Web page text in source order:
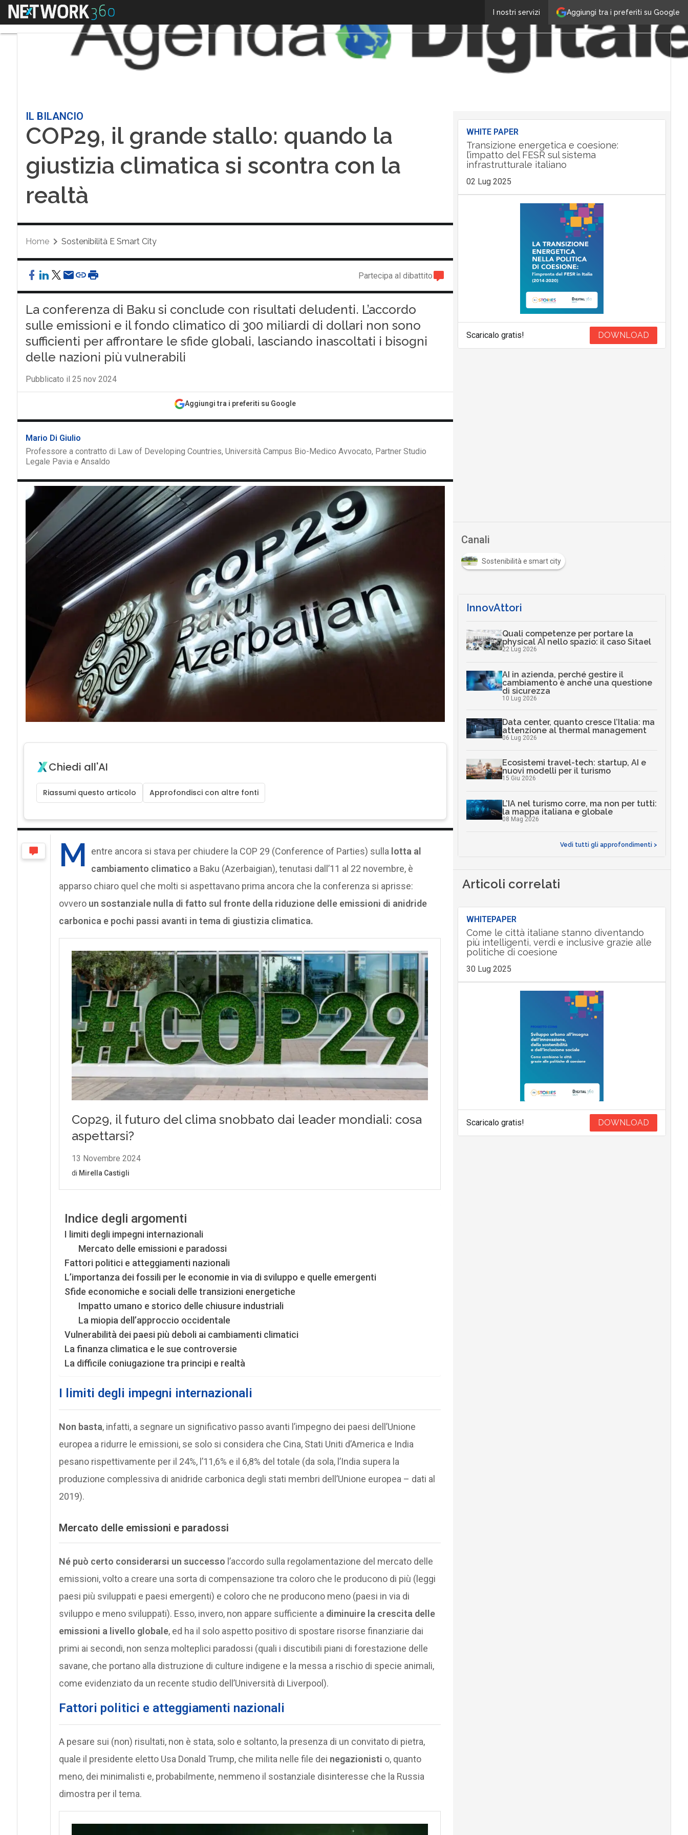
Aggiungi tra i preferiti su Google
I nostri servizi
Menu
IL BILANCIO
COP29, il grande stallo: quando la
giustizia climatica si scontra con la
realtà
Home Sostenibilità E Smart City
Partecipa al dibattito
La conferenza di Baku si conclude con risultati deludenti. L’accordo
sulle emissioni e il fondo climatico di 300 miliardi di dollari non sono
sufficienti per affrontare le sfide globali, lasciando inascoltati i bisogni
delle nazioni più vulnerabili
Pubblicato il 25 nov 2024
Aggiungi tra i preferiti su Google
Mario Di Giulio
Professore a contratto di Law of Developing Countries, Università Campus Bio-Medico Avvocato, Partner Studio
Legale Pavia e Ansaldo
Chiedi all'AI
Riassumi questo articolo Approfondisci con altre fonti
M entre ancora si stava per chiudere la COP 29 (Conference of Parties) sulla lotta al
cambiamento climatico a Baku (Azerbaigian), tenutasi dall’11 al 22 novembre, è
apparso chiaro quel che molti si aspettavano prima ancora che la conferenza si aprisse:
ovveroun sostanziale nulla di fatto sul fronte della riduzione delle emissioni di anidride
carbonica e pochi passi avanti in tema di giustizia climatica.
Indice degli argomenti
I limiti degli impegni internazionali
Mercato delle emissioni e paradossi
Fattori politici e atteggiamenti nazionali
L’importanza dei fossili per le economie in via di sviluppo e quelle emergenti
Sfide economiche e sociali delle transizioni energetiche
Impatto umano e storico delle chiusure industriali
La miopia dell’approccio occidentale
Vulnerabilità dei paesi più deboli ai cambiamenti climatici
La finanza climatica e le sue controversie
La difficile coniugazione tra principi e realtà
I limiti degli impegni internazionali
Non basta, infatti, a segnare un significativo passo avanti l’impegno dei paesi dell’Unione
europea a ridurre le emissioni, se solo si considera che Cina, Stati Uniti d’America e India
pesano rispettivamente per il 24%, l’11,6% e il 6,8% del totale (da sola, l’India supera la
produzione complessiva di anidride carbonica degli stati membri dell’Unione europea – dati al
2019).
Mercato delle emissioni e paradossi
Né può certo considerarsi un successo l’accordo sulla regolamentazione del mercato delle
emissioni, volto a creare una sorta di compensazione tra coloro che le producono di più (leggi
paesi più sviluppati e paesi emergenti) e coloro che ne producono meno (paesi in via di
sviluppo e meno sviluppati). Esso, invero, non appare sufficiente a diminuire la crescita delle
emissioni a livello globale, ed ha il solo aspetto positivo di spostare risorse finanziarie dai
primi ai secondi, non senza molteplici paradossi (quali i discutibili piani di forestazione delle
savane, che portano alla distruzione di culture indigene e la messa a rischio di specie animali,
come evidenziato da un recente studio dell’Università di Liverpool).
Fattori politici e atteggiamenti nazionali
A pesare sui (non) risultati, non è stata, solo e soltanto, la presenza di un convitato di pietra,
quale il presidente eletto Usa Donald Trump, che milita nelle file dei negazionisti o, quanto
meno, dei minimalisti e, probabilmente, nemmeno il sostanziale disinteresse che la Russia
dimostra per il tema.
WHITE PAPER
Transizione energetica e coesione:
l’impatto del FESR sul sistema
infrastrutturale italiano
02 Lug 2025
Scaricalo gratis! DOWNLOAD
Canali
Sostenibilità e smart city
InnovAttori
Quali competenze per portare la
physical AI nello spazio: il caso Sitael
22 Lug 2026
AI in azienda, perché gestire il
cambiamento è anche una questione
di sicurezza
10 Lug 2026
Data center, quanto cresce l’Italia: ma
attenzione al thermal management
06 Lug 2026
Ecosistemi travel-tech: startup, AI e
nuovi modelli per il turismo
15 Giu 2026
L’IA nel turismo corre, ma non per tutti:
la mappa italiana e globale
08 Mag 2026
Vedi tutti gli approfondimenti >
Articoli correlati
WHITEPAPER
Come le città italiane stanno diventando
più intelligenti, verdi e inclusive grazie alle
politiche di coesione
30 Lug 2025
Scaricalo gratis! DOWNLOAD